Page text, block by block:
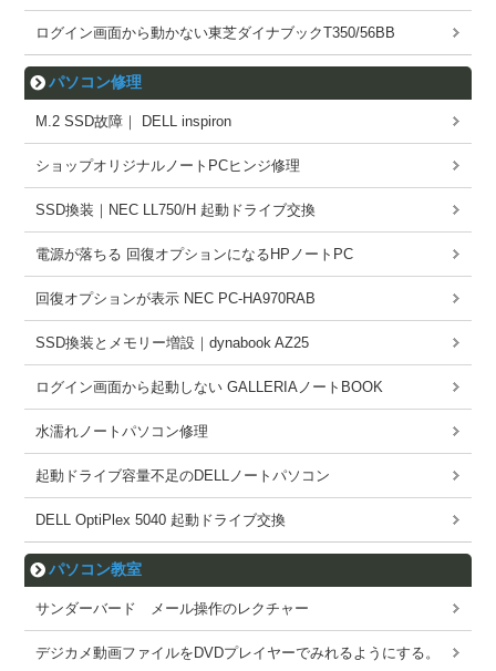
ログイン画面から動かない東芝ダイナブックT350/56BB
パソコン修理
M.2 SSD故障｜ DELL inspiron
ショップオリジナルノートPCヒンジ修理
SSD換装｜NEC LL750/H 起動ドライブ交換
電源が落ちる 回復オプションになるHPノートPC
回復オプションが表示 NEC PC-HA970RAB
SSD換装とメモリー増設｜dynabook AZ25
ログイン画面から起動しない GALLERIAノートBOOK
水濡れノートパソコン修理
起動ドライブ容量不足のDELLノートパソコン
DELL OptiPlex 5040 起動ドライブ交換
パソコン教室
サンダーバード メール操作のレクチャー
デジカメ動画ファイルをDVDプレイヤーでみれるようにする。